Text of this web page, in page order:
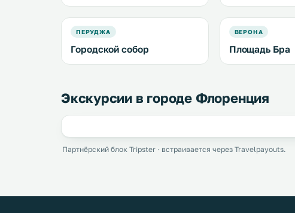
ПЕРУДЖА
Городской собор
ВЕРОНА
Площадь Бра
Экскурсии в городе Флоренция
Партнёрский блок Tripster · встраивается через Travelpayouts.